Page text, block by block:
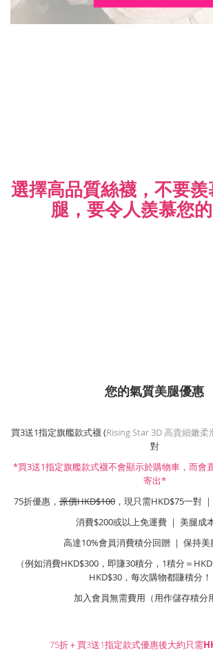
選擇高品質絲襪，不要
腿， 要令人羨慕您
您的氣質美腿優惠
買3送1指定旗艦款式襪 (Rising Star 3D 高貴細嫩柔
對
*買3送1指定旗艦款式襪不會顯示於購物車，而會
寄出*
75折優惠，原價HKD$100，現只需HKD$75一對
消費$200或以上免運費 ｜ 美腿成
高達10%會員消費積分回贈 ｜ 保持美
（例如消費HKD$300，即賺30積分，1積分＝
HKD$30，每次購物都賺積分！
加入會員無需費用（用作儲存積分
75折＋買3送1指定款式優惠後大約只需